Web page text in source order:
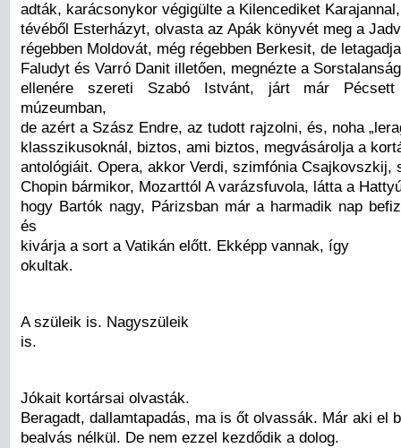
adták, karácsonykor végigülte a Kilencediket
tévéből Esterházyt, olvasta az Apák könyvét meg a
régebben Moldovát, még régebben Berkesit, de
Faludyt és Varró Danit illetően, megnézte a
ellenére szereti Szabó Istvánt, járt már
múzeumban,
de azért a Szász Endre, az tudott rajzolni, és, noha
klasszikusoknál, biztos, ami biztos, megvásárolja a
antológiáit. Opera, akkor Verdi, szimfónia Csajkovszkij,
Chopin bármikor, Mozarttól A varázsfuvola, látta a
hogy Bartók nagy, Párizsban már a harmadik nap
és
kivárja a sort a Vatikán előtt. Ekképp vannak, így
okultak.
A szüleik is. Nagyszüleik
is.
Jókait kortársai olvasták.
Beragadt, dallamtapadás, ma is őt olvassák. Már aki el
bealvás nélkül. De nem ezzel kezdődik a dolog.